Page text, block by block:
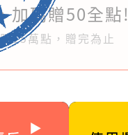
加碼贈50全點!
15萬點，贈完為止